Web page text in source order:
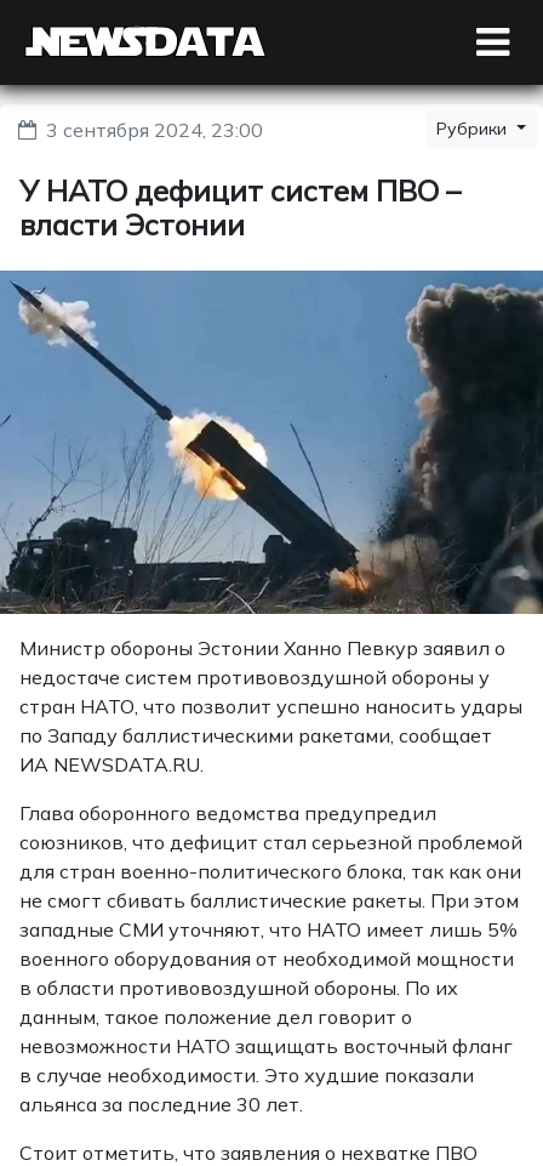
3 сентября 2024, 23:00 Рубрики
У НАТО дефицит систем ПВО –
власти Эстонии
Министр обороны Эстонии Ханно Певкур заявил о
недостаче систем противовоздушной обороны у
стран НАТО, что позволит успешно наносить удары
по Западу баллистическими ракетами, сообщает
ИА NEWSDATA.RU.
Глава оборонного ведомства предупредил
союзников, что дефицит стал серьезной проблемой
для стран военно-политического блока, так как они
не смогт сбивать баллистические ракеты. При этом
западные СМИ уточняют, что НАТО имеет лишь 5%
военного оборудования от необходимой мощности
в области противовоздушной обороны. По их
данным, такое положение дел говорит о
невозможности НАТО защищать восточный фланг
в случае необходимости. Это худшие показали
альянса за последние 30 лет.
Стоит отметить, что заявления о нехватке ПВО